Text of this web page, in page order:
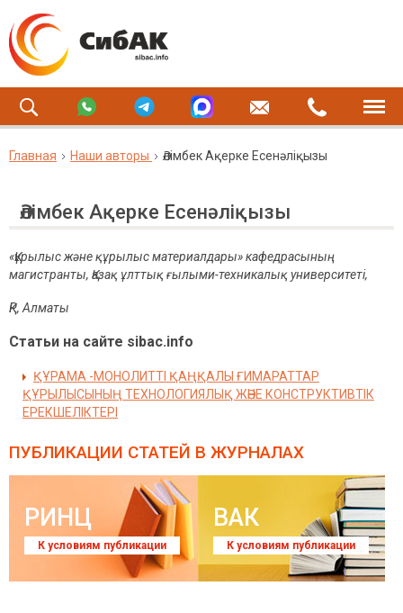
Главная Наши авторы Әлімбек Ақерке Есенәліқызы
Әлімбек Ақерке Есенәліқызы
«Құрылыс және құрылыс материалдары» кафедрасының
магистранты, Қазақ ұлттық ғылыми-техникалық университеті,
ҚР, Алматы
Статьи на сайте sibac.info
ҚҰРАМА -МОНОЛИТТІ ҚАҢҚАЛЫ ҒИМАРАТТАР
ҚҰРЫЛЫСЫНЫҢ ТЕХНОЛОГИЯЛЫҚ ЖӘНЕ КОНСТРУКТИВТІК
ЕРЕКШЕЛІКТЕРІ
ПУБЛИКАЦИИ СТАТЕЙ В ЖУРНАЛАХ
РИНЦ
К условиям публикации
ВАК
К условиям публикации